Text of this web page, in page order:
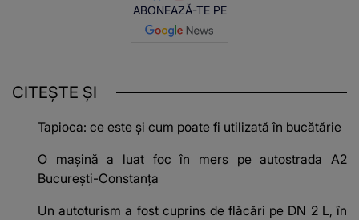
ABONEAZĂ-TE PE
CITEȘTE ȘI
Tapioca: ce este și cum poate fi utilizată în bucătărie
O mașină a luat foc în mers pe autostrada A2
București-Constanța
Un autoturism a fost cuprins de flăcări pe DN 2 L, în